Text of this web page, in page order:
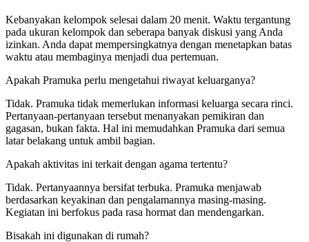
Kebanyakan kelompok selesai dalam 20 menit. Waktu tergantung
pada ukuran kelompok dan seberapa banyak diskusi yang Anda
izinkan. Anda dapat mempersingkatnya dengan menetapkan batas
waktu atau membaginya menjadi dua pertemuan.
Apakah Pramuka perlu mengetahui riwayat keluarganya?
Tidak. Pramuka tidak memerlukan informasi keluarga secara rinci.
Pertanyaan-pertanyaan tersebut menanyakan pemikiran dan
gagasan, bukan fakta. Hal ini memudahkan Pramuka dari semua
latar belakang untuk ambil bagian.
Apakah aktivitas ini terkait dengan agama tertentu?
Tidak. Pertanyaannya bersifat terbuka. Pramuka menjawab
berdasarkan keyakinan dan pengalamannya masing-masing.
Kegiatan ini berfokus pada rasa hormat dan mendengarkan.
Bisakah ini digunakan di rumah?